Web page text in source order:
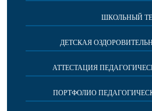
ШКОЛЬНЫЙ
ДЕТСКАЯ
АТТЕСТАЦИЯ
ПОРТФОЛИО